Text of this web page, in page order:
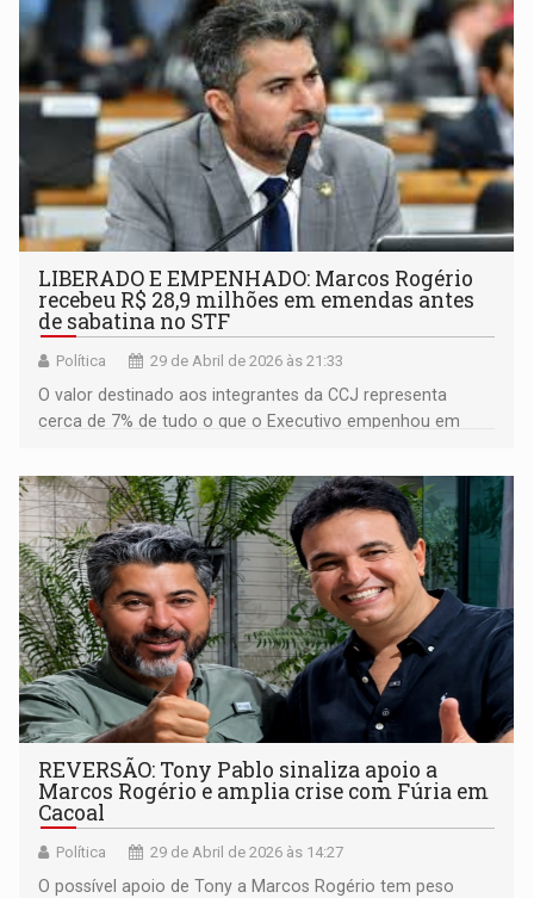
LIBERADO E EMPENHADO: Marcos Rogério
recebeu R$ 28,9 milhões em emendas antes
de sabatina no STF
Política 29 de Abril de 2026 às 21:33
O valor destinado aos integrantes da CCJ representa
cerca de 7% de tudo o que o Executivo empenhou em
REVERSÃO: Tony Pablo sinaliza apoio a
Marcos Rogério e amplia crise com Fúria em
Cacoal
Política 29 de Abril de 2026 às 14:27
O possível apoio de Tony a Marcos Rogério tem peso